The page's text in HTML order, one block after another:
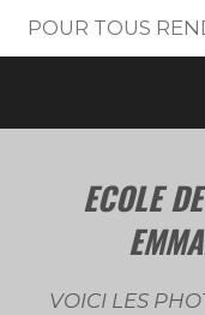
Passer
au
principal
POUR TOUS
ECOLE
VOICI LES